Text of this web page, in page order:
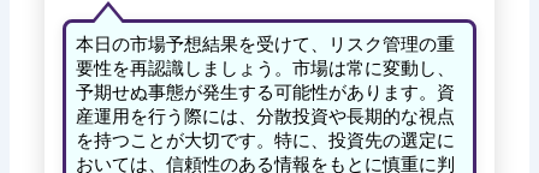
本日の市場予想結果を受けて、リスク管理の重
要性を再認識しましょう。市場は常に変動し、
予期せぬ事態が発生する可能性があります。資
産運用を行う際には、分散投資や長期的な視点
を持つことが大切です。特に、投資先の選定に
おいては、信頼性のある情報をもとに慎重に判